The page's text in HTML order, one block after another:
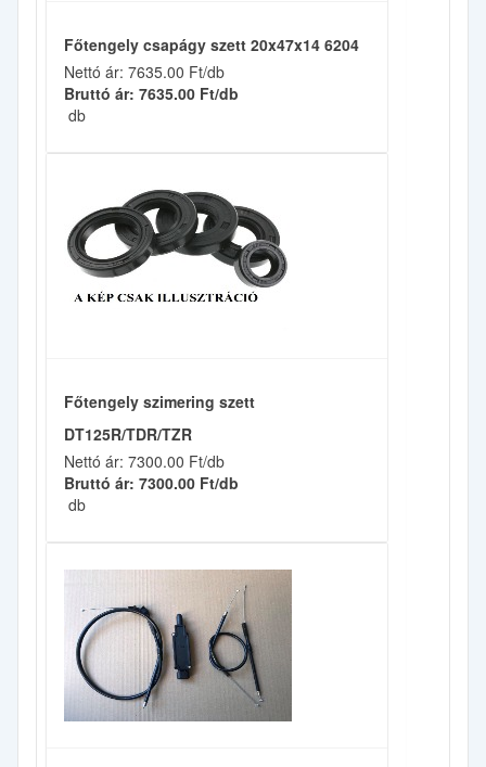
Főtengely csapágy szett 20x47x14 6204
Nettó ár: 7635.00 Ft/db
Bruttó ár: 7635.00 Ft/db
db
Főtengely szimering szett
DT125R/TDR/TZR
Nettó ár: 7300.00 Ft/db
Bruttó ár: 7300.00 Ft/db
db